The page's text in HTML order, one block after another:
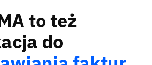
to też
do